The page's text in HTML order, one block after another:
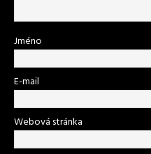
Jméno
E-mail
Webová stránka